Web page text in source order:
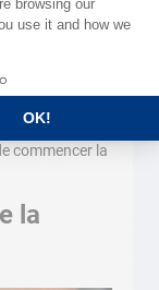
la
commencer la
la